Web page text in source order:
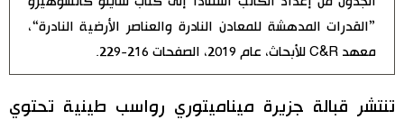
”القدرات المدهشة للمعادن النادرة والعناصر الأرضية النادرة“،
معهد C&R للأبحاث، عام 2019، الصفحات 216-229.
تنتشر قبالة جزيرة ميناميتوري رواسب طينية تحتوي